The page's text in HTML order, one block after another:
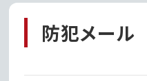
防犯メール